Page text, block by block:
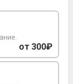
от 300₽